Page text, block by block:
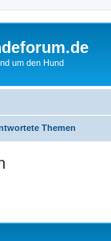
um den Hund
Themen